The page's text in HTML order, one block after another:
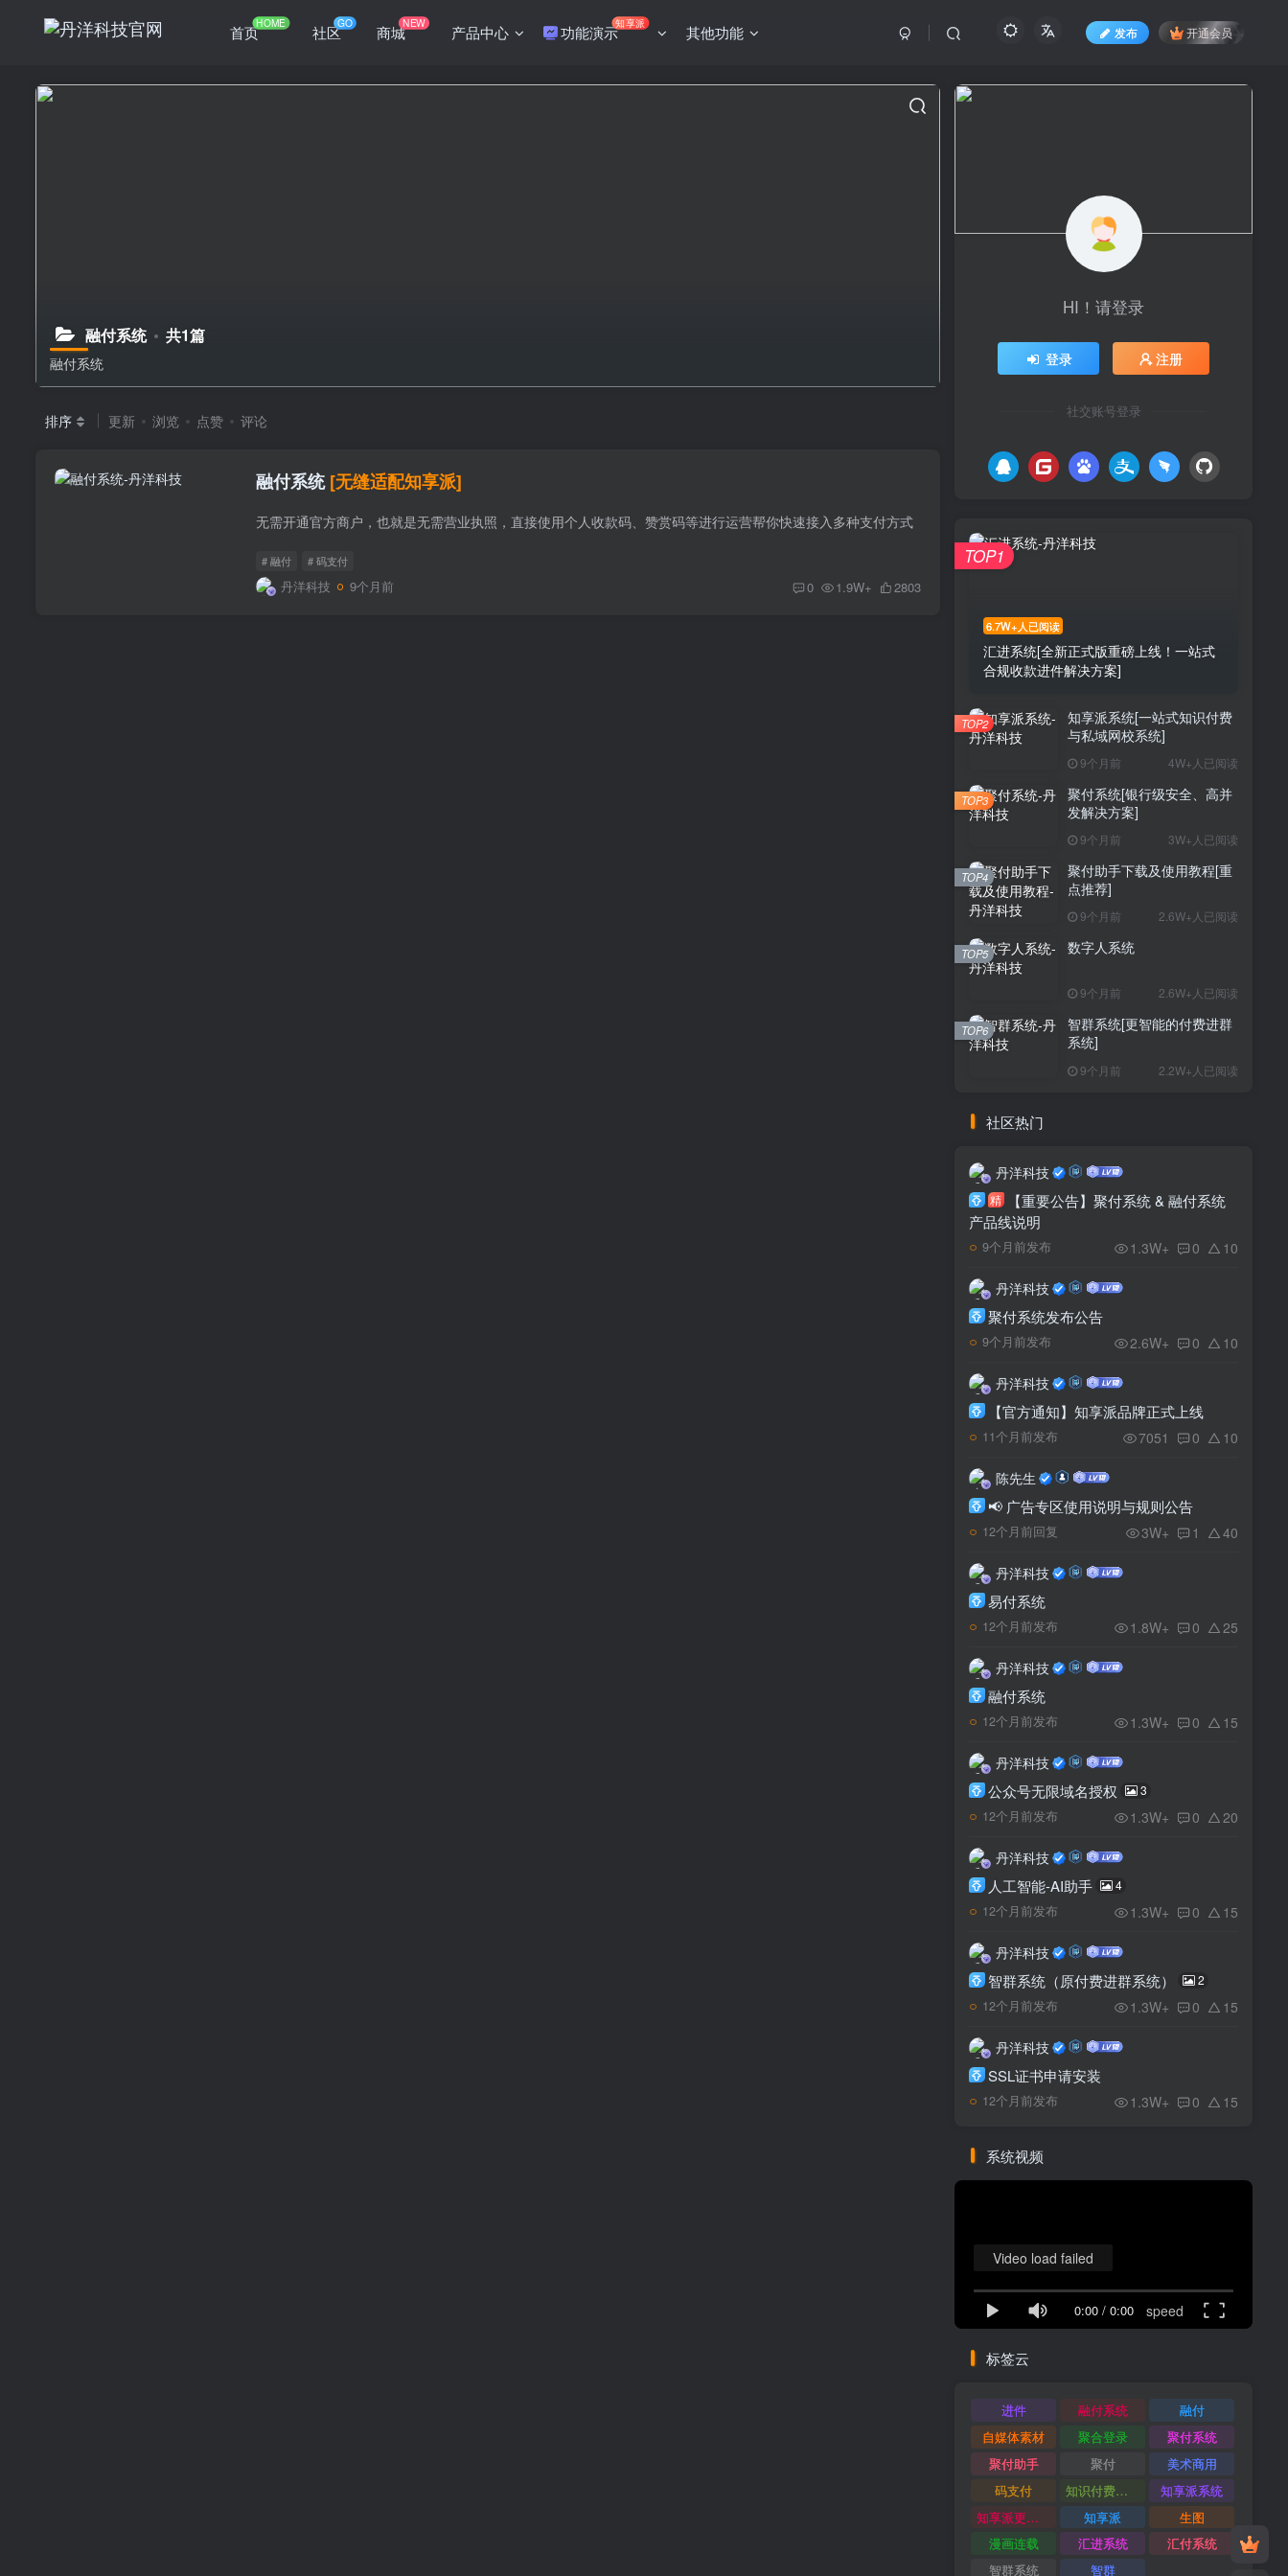
首页HOME 社区GO 商城NEW 产品中心 功能演示知享派 其他功能 发布 开通会员
融付系统 共1篇
融付系统
排序 更新 浏览 点赞 评论
融付系统[无缝适配知享派]
无需开通官方商户，也就是无需营业执照，直接使用个人收款码、赞赏码等进行运营帮你快速接入多种支付方式
# 融付 # 码支付
丹洋科技 9个月前 0 1.9W+ 2803
HI！请登录
登录 注册
社交账号登录
6.7W+人已阅读
汇进系统[全新正式版重磅上线！一站式
合规收款进件解决方案]
TOP1
知享派系统[一站式知识付费
与私域网校系统]
9个月前 4W+人已阅读
TOP2
聚付系统[银行级安全、高并
发解决方案]
9个月前 3W+人已阅读
TOP3
聚付助手下载及使用教程[重
点推荐]
9个月前 2.6W+人已阅读
TOP4
数字人系统
9个月前 2.6W+人已阅读
TOP5
智群系统[更智能的付费进群
系统]
9个月前 2.2W+人已阅读
TOP6
社区热门
丹洋科技
精
【重要公告】聚付系统 & 融付系统
产品线说明
9个月前发布 1.3W+ 0 10
丹洋科技
聚付系统发布公告
9个月前发布 2.6W+ 0 10
丹洋科技
【官方通知】知享派品牌正式上线
11个月前发布 7051 0 10
陈先生
📢 广告专区使用说明与规则公告
12个月前回复 3W+ 1 40
丹洋科技
易付系统
12个月前发布 1.8W+ 0 25
丹洋科技
融付系统
12个月前发布 1.3W+ 0 15
丹洋科技
公众号无限域名授权 3
12个月前发布 1.3W+ 0 20
丹洋科技
人工智能-AI助手 4
12个月前发布 1.3W+ 0 15
丹洋科技
智群系统（原付费进群系统） 2
12个月前发布 1.3W+ 0 15
丹洋科技
SSL证书申请安装
12个月前发布 1.3W+ 0 15
系统视频
0:00 / 0:00 speed
Video load failed
标签云
进件 融付系统
融付
自媒体素材
聚合登录
聚付系统
聚付助手
聚付
美术商用
码支付
知识付费系统
知享派系统
知享派更新日志
知享派
生图
漫画连载
汇进系统
汇付系统
智群系统
智群